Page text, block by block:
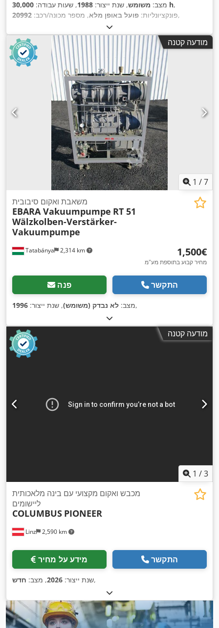
מצב: משומש, שנת ייצור: 1988, שעות עבודה: 30,000 h,
פונקציונליות: פועל באופן מלא, מספר מכונה/רכב: 20992 ,
מודעה קטנה
1 /7
Tatabánya 2,314 km
משאבת ואקום סיבובית
EBARA Vakuumpumpe RT 51
Wälzkolben-Verstärker-
Vakuumpumpe
‏1,500 ‏€
מחיר קבוע בתוספת מע"מ
פנה התקשר
מצב: לא נבדק (משומש), שנת ייצור: 1996 ,
מודעה קטנה
1 /3
Linz 2,590 km
מכבש ואקום מקצועי עם בינה מלאכותית
ליישומים
COLUMBUS PIONEER
מידע על מחיר התקשר
שנת ייצור: 2026, מצב: חדש ,